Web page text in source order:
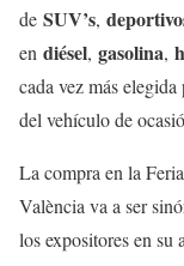
de SUV’s,
en diésel, gasolina,
cada vez más
del vehículo de
La compra en la
València va a ser
los expositores en su